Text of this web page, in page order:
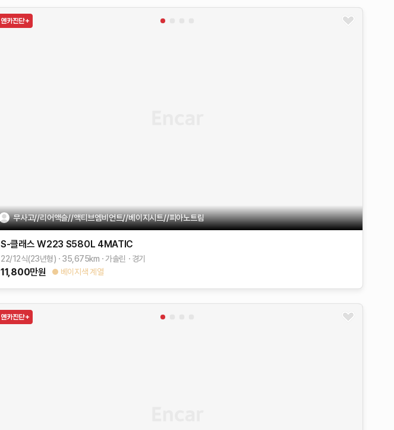
무사고//리어액슬//액티브엠비언트//베이지시트//피아노트림
S-클래스 W223 S580L 4MATIC
22/12식(23년형) 35,675km 가솔린 경기
11,800만원 베이지색 계열